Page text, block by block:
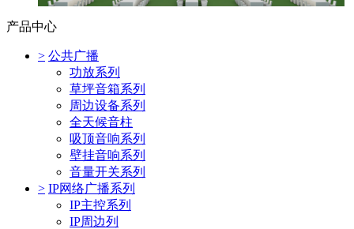
产品中心
> 公共广播
功放系列
草坪音箱系列
周边设备系列
全天候音柱
吸顶音响系列
壁挂音响系列
音量开关系列
> IP网络广播系列
IP主控系列
IP周边列